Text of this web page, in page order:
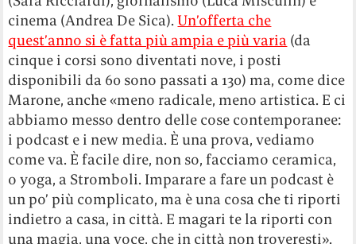
cinema (Andrea De Sica). Un’offerta che
quest’anno si è fatta più ampia e più varia (da
cinque i corsi sono diventati nove, i posti
disponibili da 60 sono passati a 130) ma, come dice
Marone, anche «meno radicale, meno artistica. E ci
abbiamo messo dentro delle cose contemporanee:
i podcast e i new media. È una prova, vediamo
come va. È facile dire, non so, facciamo ceramica,
o yoga, a Stromboli. Imparare a fare un podcast è
un po’ più complicato, ma è una cosa che ti riporti
indietro a casa, in città. E magari te la riporti con
una magia, una voce, che in città non troveresti».